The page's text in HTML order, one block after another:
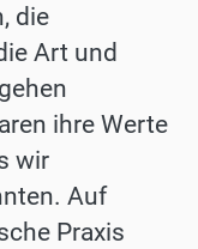
die
Art und
ihre Werte
wir
Auf
Praxis